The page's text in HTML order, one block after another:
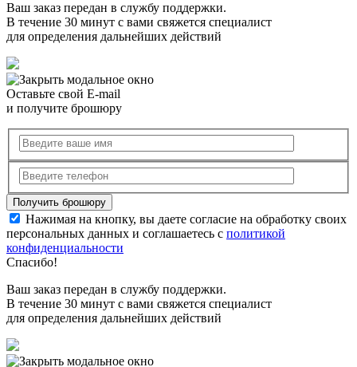
Ваш заказ передан в службу поддержки.
В течение 30 минут с вами свяжется специалист
для определения дальнейших действий
Оставьте свой E-mail
и получите брошюру
Нажимая на кнопку, вы даете согласие на обработку своих
персональных данных и соглашаетесь с политикой
конфиденциальности
Спасибо!
Ваш заказ передан в службу поддержки.
В течение 30 минут с вами свяжется специалист
для определения дальнейших действий